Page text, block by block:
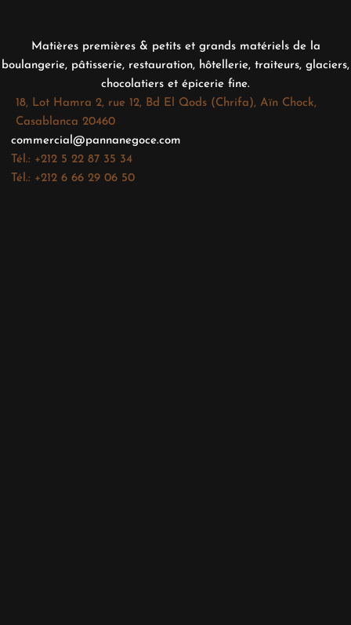
Matières premières & petits et grands matériels de la
boulangerie, pâtisserie, restauration, hôtellerie, traiteurs, glaciers,
chocolatiers et épicerie fine.
18, Lot Hamra 2, rue 12, Bd El Qods (Chrifa), Aïn Chock,
Casablanca 20460
commercial@pannanegoce.com
Tél.: +212 5 22 87 35 34
Tél.: +212 6 66 29 06 50